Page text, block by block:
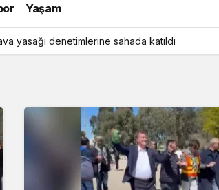
Yaşam
yasağı denetimlerine sahada katıldı